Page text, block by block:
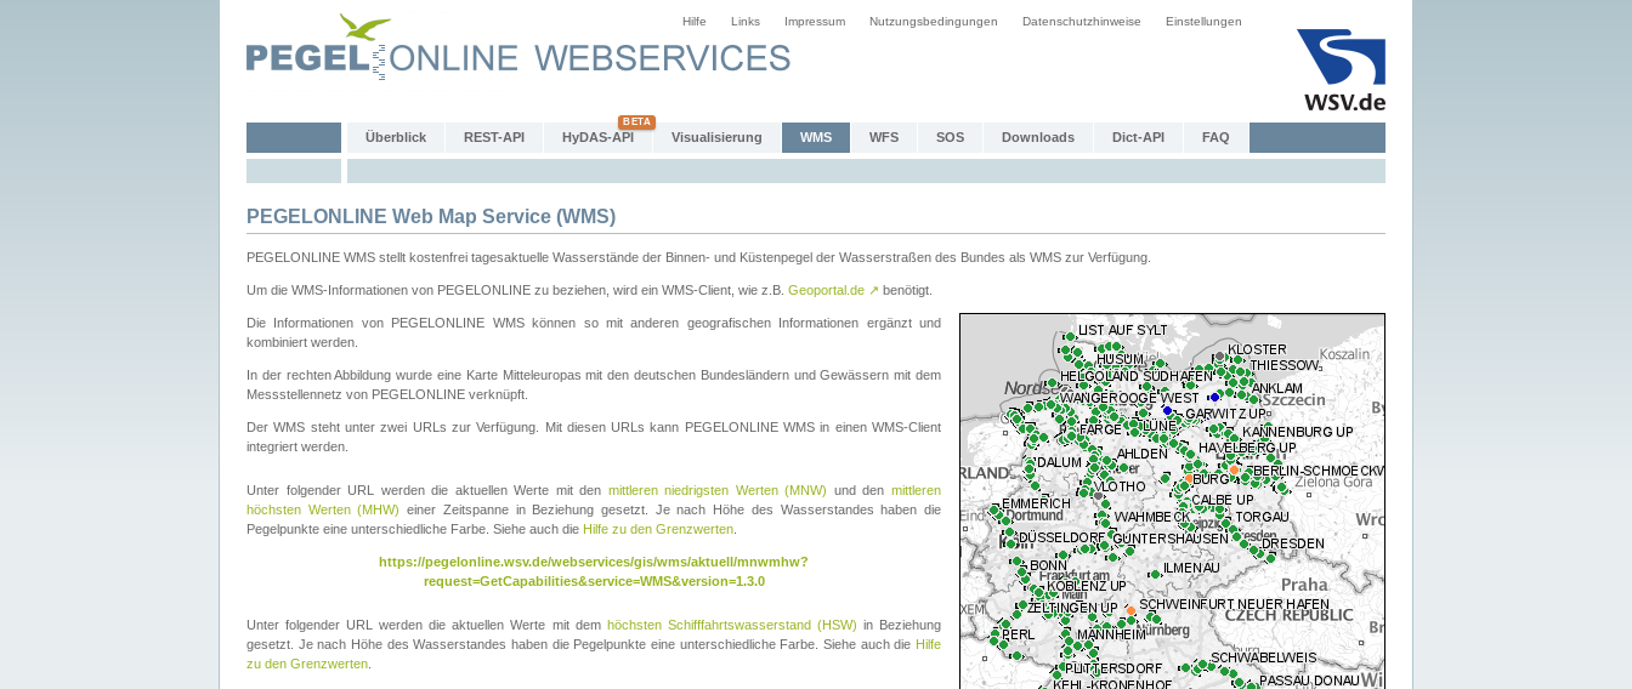
Hilfe Links Impressum Nutzungsbedingungen Datenschutzhinweise Einstellungen
Überblick REST-API HyDAS-API Visualisierung WMS WFS SOS Downloads Dict-API FAQ
PEGELONLINE Web Map Service (WMS)
PEGELONLINE WMS stellt kostenfrei tagesaktuelle Wasserstände der Binnen- und Küstenpegel der Wasserstraßen des Bundes als WMS zur Verfügung.
Um die WMS-Informationen von PEGELONLINE zu beziehen, wird ein WMS-Client, wie z.B. Geoportal.de ↗ benötigt.
Die Informationen von PEGELONLINE WMS können so mit anderen geografischen Informationen ergänzt und
kombiniert werden.
In der rechten Abbildung wurde eine Karte Mitteleuropas mit den deutschen Bundesländern und Gewässern mit dem
Messstellennetz von PEGELONLINE verknüpft.
Der WMS steht unter zwei URLs zur Verfügung. Mit diesen URLs kann PEGELONLINE WMS in einen WMS-Client
integriert werden.
Unter folgender URL werden die aktuellen Werte mit den mittleren niedrigsten Werten (MNW) und denmittleren
höchsten Werten (MHW) einer Zeitspanne in Beziehung gesetzt. Je nach Höhe des Wasserstandes haben die
Pegelpunkte eine unterschiedliche Farbe. Siehe auch die Hilfe zu den Grenzwerten
https://pegelonline.wsv.de/webservices/gis/wms/aktuell/mnwmhw?
request=GetCapabilities&service=WMS&version=1.3.0
Unter folgender URL werden die aktuellen Werte mit dem höchsten Schifffahrtswasserstand (HSW) in Beziehung
gesetzt. Je nach Höhe des Wasserstandes haben die Pegelpunkte eine unterschiedliche Farbe. Siehe auch die Hilfe
zu den Grenzwerten